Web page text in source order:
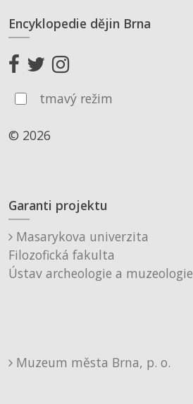
Encyklopedie dějin Brna
tmavý režim
© 2026
Garanti projektu
Masarykova univerzita
Filozofická fakulta
Ústav archeologie a muzeologie
Muzeum města Brna, p. o.